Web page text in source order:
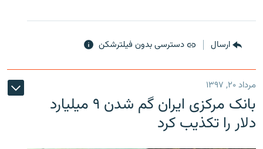
ارسال دسترسی بدون فیلترشکن
مرداد ۲۰, ۱۳۹۷
بانک مرکزی ایران گم شدن ۹ میلیارد
دلار را تکذیب کرد